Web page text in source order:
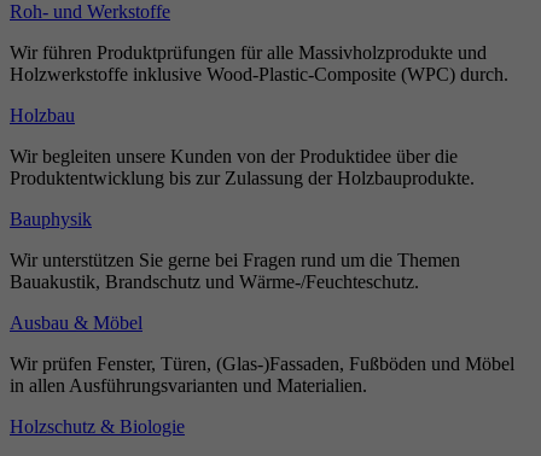
Roh- und Werkstoffe
Wir führen Produktprüfungen für alle Massivholzprodukte und
Holzwerkstoffe inklusive Wood-Plastic-Composite (WPC) durch.
Holzbau
Wir begleiten unsere Kunden von der Produktidee über die
Produktentwicklung bis zur Zulassung der Holzbauprodukte.
Bauphysik
Wir unterstützen Sie gerne bei Fragen rund um die Themen
Bauakustik, Brandschutz und Wärme-/Feuchteschutz.
Ausbau & Möbel
Wir prüfen Fenster, Türen, (Glas-)Fassaden, Fußböden und Möbel
in allen Ausführungsvarianten und Materialien.
Holzschutz & Biologie